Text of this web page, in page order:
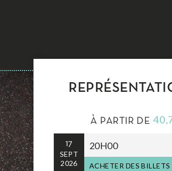
À PARTIR DE
17
SEPT
2026
20H00
ACHETER DES BILLETS